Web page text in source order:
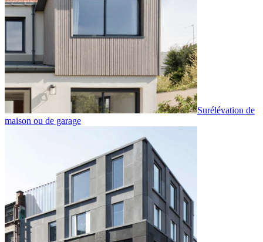
Surélévation de
maison ou de garage